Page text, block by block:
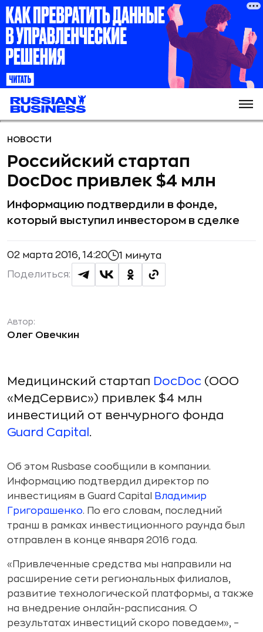
НОВОСТИ
Российский стартап
DocDoc привлек $4 млн
Информацию подтвердили в фонде,
который выступил инвестором в сделке
02 марта 2016, 14:20 1 минута
Поделиться:
Автор:
Олег Овечкин
Медицинский стартап DocDoc (ООО
«МедСервис») привлек $4 млн
инвестиций от венчурного фонда
Guard Capital .
Об этом Rusbase сообщили в компании.
Информацию подтвердил директор по
инвестициям в Guard Capital
Владимир
Григорашенко. По его словам, последний
транш в рамках инвестиционного раунда был
отправлен в конце января 2016 года.
«Привлеченные средства мы направили на
расширение сети региональных филиалов,
развитие технологической платформы, а также
на внедрение онлайн-расписания. О
результатах инвестиций скоро поведаем», –